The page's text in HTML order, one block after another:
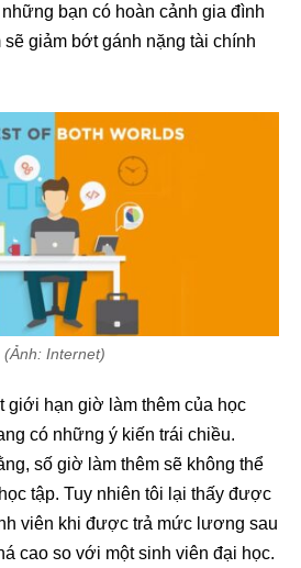
bạn có hoàn cảnh gia đình
sẽ giảm bớt gánh nặng tài chính
(Ảnh: Internet)
giới hạn giờ làm thêm của học
có những ý kiến trái chiều.
số giờ làm thêm sẽ không thể
tập. Tuy nhiên tôi lại thấy được
viên khi được trả mức lương sau
cao so với một sinh viên đại học.